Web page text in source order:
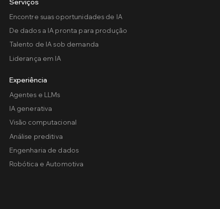
Serviços
Encontre suas oportunidades de IA
De dados a IA pronta para produção
Talento de IA sob demanda
Liderança em IA
Experiência
Agentes e LLMs
IA generativa
Visão computacional
Análise preditiva
Engenharia de dados
Robótica e Automotiva